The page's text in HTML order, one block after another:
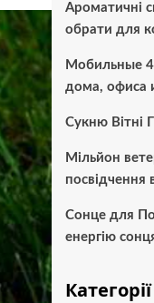
Ароматичні
обрати для
Мобильные
дома, офиса
Сукню Вітні
Мільйон
посвідчення
Сонце для
енергію
Категорії